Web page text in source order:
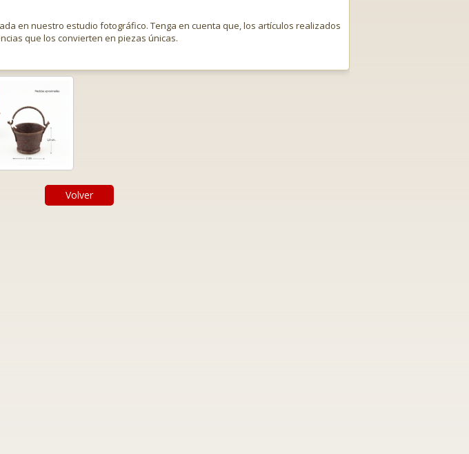
en nuestro estudio fotográfico. Tenga en cuenta que, los artículos realizados
que los convierten en piezas únicas.
Volver